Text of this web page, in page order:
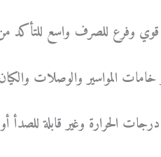
قوي وفرع للصرف واسع للتأكد
خامات المواسير والوصلات
درجات الحرارة وغير قابلة للصدأ